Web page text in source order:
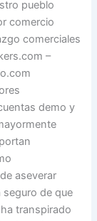
pueblo
comercio
comerciales
–
demo y
aseverar
seguro de que
transpirado